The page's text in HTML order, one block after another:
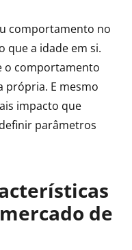
comportamento no
que a idade em si.
o comportamento
própria. E mesmo
impacto que
parâmetros
de